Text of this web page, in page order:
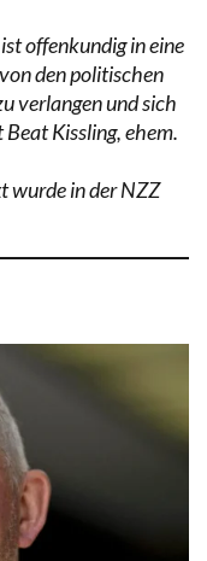
offenkundig in eine
den politischen
verlangen und sich
Kissling, ehem.
wurde in der NZZ